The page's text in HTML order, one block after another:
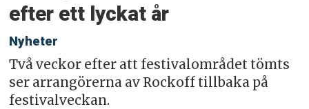
efter ett lyckat år
Nyheter
Två veckor efter att festivalområdet tömts
ser arrangörerna av Rockoff tillbaka på
festivalveckan.